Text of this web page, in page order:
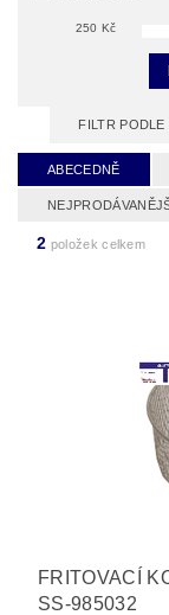
250 Kč
FILTR PODLE
ABECEDNĚ
2 položek celkem
FRITOVACÍ
SS-985032